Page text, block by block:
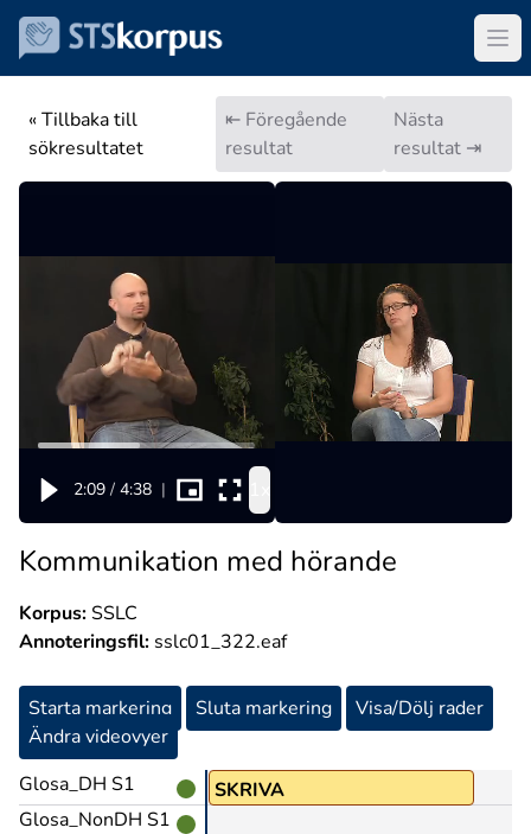
« Tillbaka till
sökresultatet
⇤ Föregående
resultat
Nästa
resultat ⇥
2:09 / 4:38 |
Kommunikation med hörande
Korpus:SSLC
Annoteringsfil: sslc01_322.eaf
Starta markering Sluta markering
Visa/Dölj rader
Ändra videovyer
Glosa_DH S1
Glosa_NonDH S1
SKRIVA